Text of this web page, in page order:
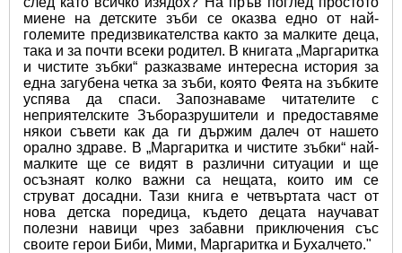
миене на детските зъби се оказва едно от най-
големите предизвикателства както за малките деца,
така и за почти всеки родител. В книгата „Маргаритка
и чистите зъбки“ разказваме интересна история за
една загубена четка за зъби, която Феята на зъбките
успява да спаси. Запознаваме читателите с
неприятелските Зъборазрушители и предоставяме
някои съвети как да ги държим далеч от нашето
орално здраве. В „Маргаритка и чистите зъбки“ най-
малките ще се видят в различни ситуации и ще
осъзнаят колко важни са нещата, които им се
струват досадни. Тази книга е четвъртата част от
нова детска поредица, където децата научават
полезни навици чрез забавни приключения със
своите герои Биби, Мими, Маргаритка и Бухалчето."